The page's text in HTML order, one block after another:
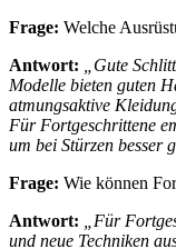
Frage: Welche
Antwort:
„Gute
Modelle bieten guten
atmungsaktive
Für Fortgeschrittene
um bei Stürzen besser
Frage: Wie können
Antwort:
„Für
und neue Techniken